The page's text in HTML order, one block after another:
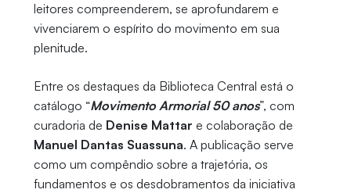
leitores compreenderem, se aprofundarem e
vivenciarem o espírito do movimento em sua
plenitude.
Entre os destaques da Biblioteca Central está o
catálogo “Movimento Armorial 50 anos”, com
curadoria de Denise Mattar e colaboração de
Manuel Dantas Suassuna. A publicação serve
como um compêndio sobre a trajetória, os
fundamentos e os desdobramentos da iniciativa